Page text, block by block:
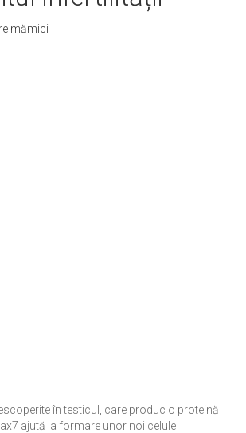
mămici
în testicul , care produc o proteină
ajută la formare unor noi celule